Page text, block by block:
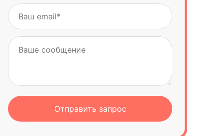
Альянс PayPal × Perplexity × OpenAI
Как меняется SEO в эпоху ChatGPT
Shopping?
Технический минимум для ChatGPT
Shopping и AI-поиска